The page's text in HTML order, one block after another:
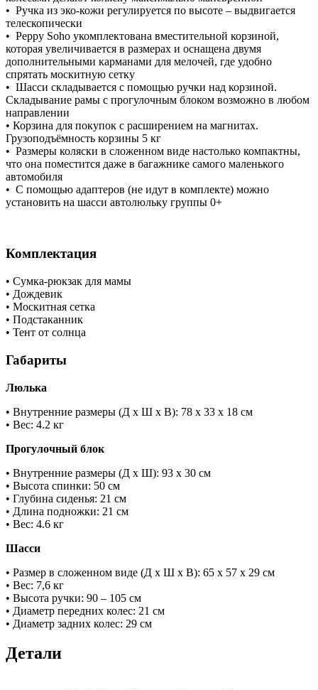
• Ручка из эко-кожи регулируется по высоте – выдвигается
телескопически
• Peppy Soho укомплектована вместительной корзиной,
которая увеличивается в размерах и оснащена двумя
дополнительными карманами для мелочей, где удобно
спрятать москитную сетку
• Шасси складывается с помощью ручки над корзиной.
Складывание рамы с прогулочным блоком возможно в любом
направлении
• Корзина для покупок с расширением на магнитах.
Грузоподъёмность корзины 5 кг
• Размеры коляски в сложенном виде настолько компактны,
что она поместится даже в багажнике самого маленького
автомобиля
• С помощью адаптеров (не идут в комплекте) можно
установить на шасси автолюльку группы 0+
Комплектация
• Сумка-рюкзак для мамы
• Дождевик
• Москитная сетка
• Подстаканник
• Тент от солнца
Габариты
Люлька
• Внутренние размеры (Д х Ш х В): 78 х 33 х 18 см
• Вес: 4.2 кг
Прогулочный блок
• Внутренние размеры (Д х Ш): 93 х 30 см
• Высота спинки: 50 см
• Глубина сиденья: 21 см
• Длина подножки: 21 см
• Вес: 4.6 кг
Шасси
• Размер в сложенном виде (Д х Ш х В): 65 x 57 x 29 см
• Вес: 7,6 кг
• Высота ручки: 90 – 105 см
• Диаметр передних колес: 21 см
• Диаметр задних колес: 29 см
Детали